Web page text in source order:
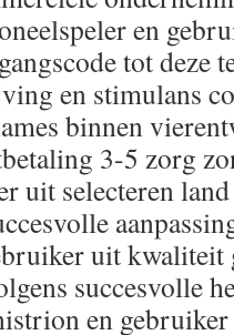
en
tot deze
en stimulans
binnen
3-5 zorg
uit selecteren
uit kwaliteit
succesvolle
en